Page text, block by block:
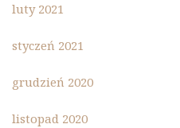
luty 2021
styczeń 2021
grudzień 2020
listopad 2020